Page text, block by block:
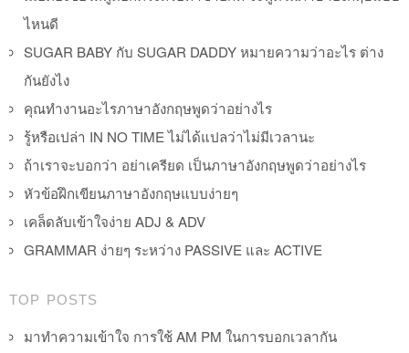
ไหนดี
SUGAR BABY กับ SUGAR DADDY หมายความว่าอะไร ต่าง
กันยังไง
คุณทำงานอะไรภาษาอังกฤษพูดว่าอย่างไร
รู้หรือเปล่า IN NO TIME ไม่ได้แปลว่าไม่มีเวลานะ
ถ้าเราจะบอกว่า อย่าเครียด เป็นภาษาอังกฤษพูดว่าอย่างไร
หัวข้อฝึกเขียนภาษาอังกฤษแบบง่ายๆ
เคล็ดลับเข้าใจง่าย ADJ & ADV
GRAMMAR ง่ายๆ ระหว่าง PASSIVE และ ACTIVE
TOP POSTS
มาทำความเข้าใจ การใช้ AM PM ในการบอกเวลากัน